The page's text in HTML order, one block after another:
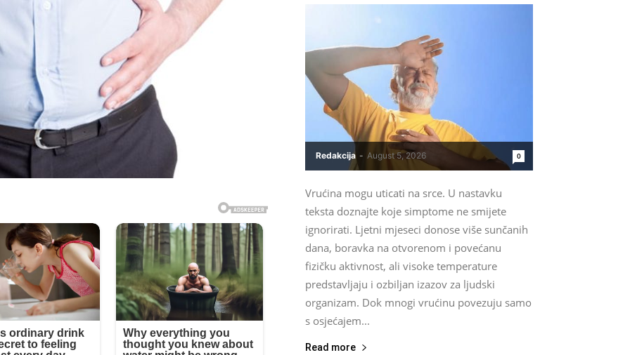
Redakcija - August 5, 2026 0
Vrućina mogu uticati na srce. U nastavku
teksta doznajte koje simptome ne smijete
ignorirati. Ljetni mjeseci donose više sunčanih
dana, boravka na otvorenom i povećanu
fizičku aktivnost, ali visoke temperature
predstavljaju i ozbiljan izazov za ljudski
organizam. Dok mnogi vrućinu povezuju samo
s osjećajem...
Read more